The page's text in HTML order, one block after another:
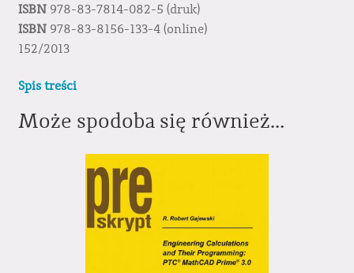
ISBN978-83-7814-082-5 (druk)
ISBN978-83-8156-133-4 (online)
152/2013
Spis treści
Może spodoba się również…